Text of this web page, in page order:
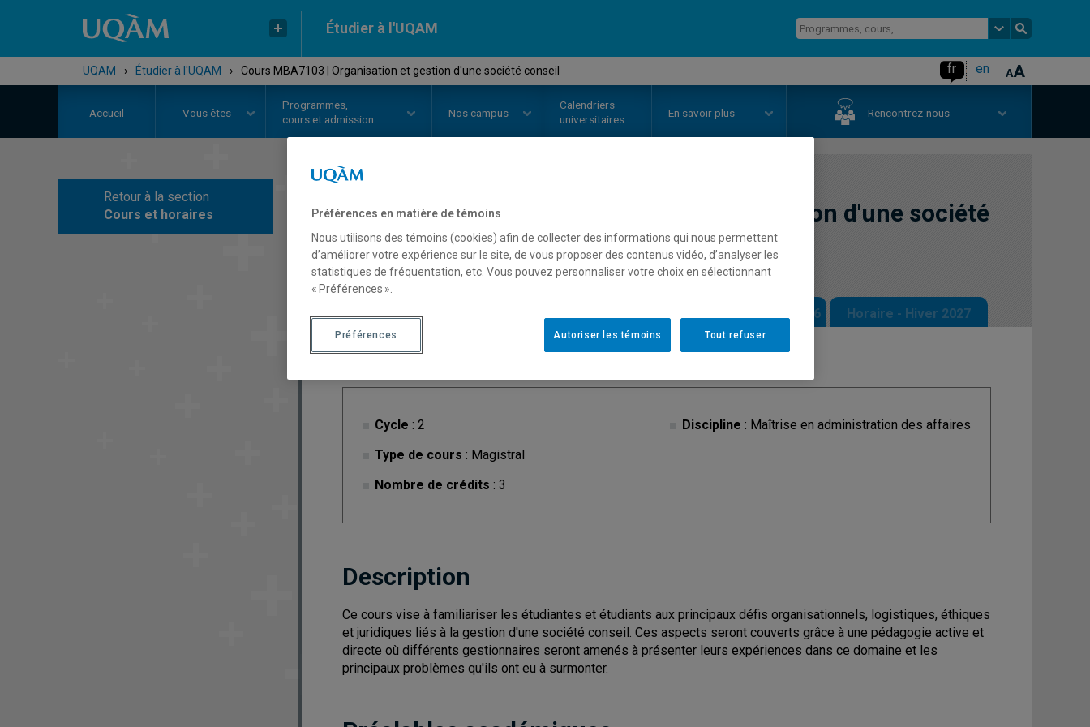
Étudier à l'UQAM
UQAM › Étudier à l'UQAM › Cours MBA7103 | Organisation et gestion d'une société conseil fr en
Accueil Vous êtes
Programmes,
cours et admission
Nos campus
Calendriers
universitaires
En savoir plus Rencontrez-nous
Retour à la section
Cours et horaires
COURS// MBA7103
Organisation et gestion d'une société
conseil
Description Horaire - Automne 2026 Horaire - Hiver 2027
Cycle : 2
Type de cours : Magistral
Nombre de crédits : 3
Discipline : Maîtrise en administration des affaires
Description
Ce cours vise à familiariser les étudiantes et étudiants aux principaux défis organisationnels, logistiques, éthiques
et juridiques liés à la gestion d'une société conseil. Ces aspects seront couverts grâce à une pédagogie active et
directe où différents gestionnaires seront amenés à présenter leurs expériences dans ce domaine et les
principaux problèmes qu'ils ont eu à surmonter.
Préférences en matière de témoins
Nous utilisons des témoins (cookies) afin de collecter des informations qui nous permettent
d’améliorer votre expérience sur le site, de vous proposer des contenus vidéo, d’analyser les
statistiques de fréquentation, etc. Vous pouvez personnaliser votre choix en sélectionnant
« Préférences ».
Tout refuser
Autoriser les témoins
Préférences